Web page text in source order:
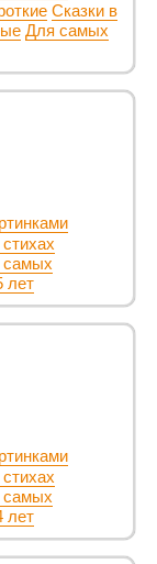
Сказки в
Для самых
лет
лет